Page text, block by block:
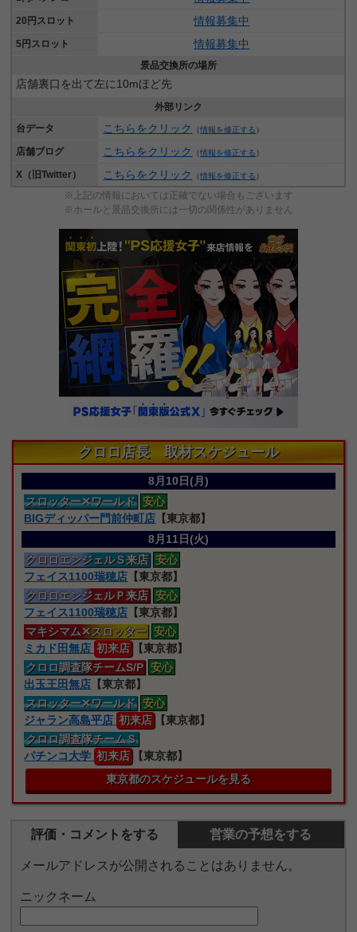
20円スロット 情報募集中
5円スロット 情報募集中
景品交換所の場所
店舗裏口を出て左に10mほど先
外部リンク
台データ
こちらをクリック （情報を修正する ）
店舗ブログ こちらをクリック （情報を修正する ）
X（旧Twitter） こちらをクリック （情報を修正する ）
※上記の情報においては正確でない場合もございます
※ホールと景品交換所には一切の関係性がありません
クロロ店長 取材スケジュール
8月10日(月)
スロッター✕ワールド 安心
BIGディッパー門前仲町店 【東京都】
8月11日(火)
クロロエンジェルＳ来店 安心
フェイス1100瑞穂店 【東京都】
クロロエンジェルＰ来店 安心
フェイス1100瑞穂店 【東京都】
マキシマム✕スロッター 安心
ミカド田無店 初来店
【東京都】
クロロ調査隊チームS/P 安心
出玉王田無店 【東京都】
スロッター✕ワールド 安心
ジャラン高島平店 初来店
【東京都】
クロロ調査隊チームＳ
パチンコ大学 初来店
【東京都】
東京都のスケジュールを見る
評価・コメントをする 営業の予想をする
メールアドレスが公開されることはありません。
ニックネーム